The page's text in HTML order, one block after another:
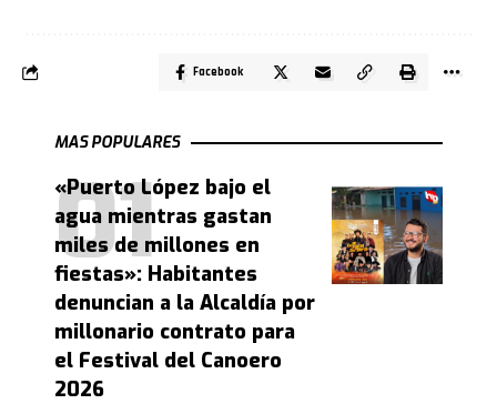
Facebook
MAS POPULARES
«Puerto López bajo el
agua mientras gastan
miles de millones en
fiestas»: Habitantes
denuncian a la Alcaldía por
millonario contrato para
el Festival del Canoero
2026